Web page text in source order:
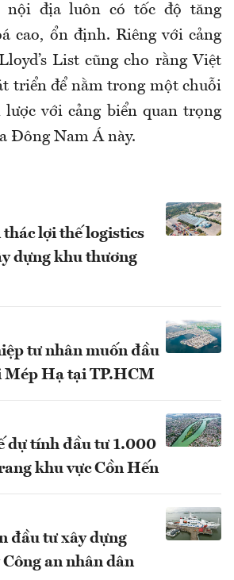
nội địa luôn có tốc độ tăng
cao, ổn định. Riêng với cảng
List cũng cho rằng Việt
triển để nằm trong một chuỗi
lược với cảng biển quan trọng
Đông Nam Á này.
lợi thế logistics
dựng khu thương
tư nhân muốn đầu
Mép Hạ tại TP.HCM
dự tính đầu tư 1.000
khu vực Cồn Hến
đầu tư xây dựng
an nhân dân